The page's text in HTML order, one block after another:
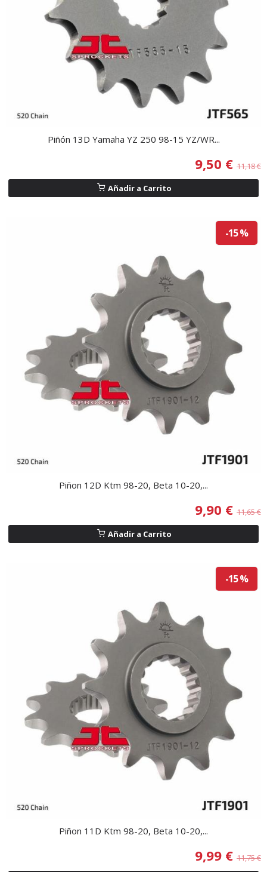
Piñón 13D Yamaha YZ 250 98-15 YZ/WR...
9,50 € 11,18 €
Añadir a Carrito
-15 %
Piñon 12D Ktm 98-20, Beta 10-20,...
9,90 € 11,65 €
Añadir a Carrito
-15 %
Piñon 11D Ktm 98-20, Beta 10-20,...
9,99 € 11,75 €